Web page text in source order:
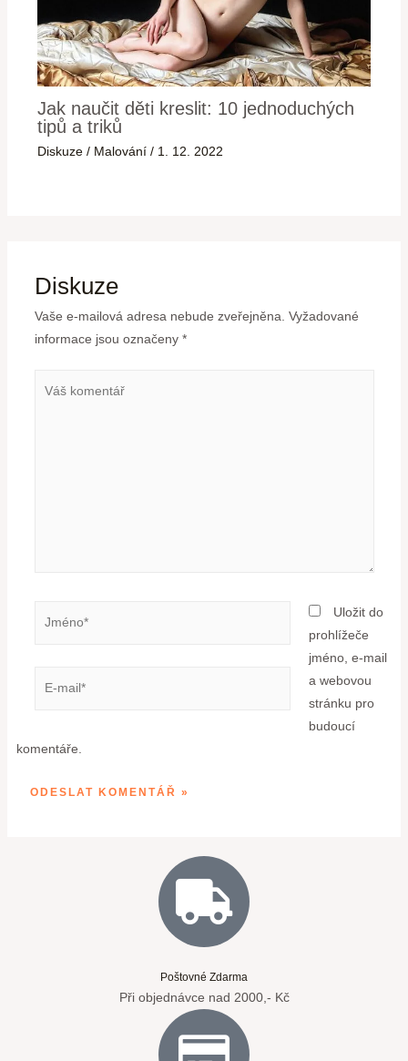
Jak naučit děti kreslit: 10 jednoduchých
tipů a triků
Diskuze / Malování / 1. 12. 2022
Diskuze
Vaše e-mailová adresa nebude zveřejněna. Vyžadované
informace jsou označeny *
Uložit do
prohlížeče
jméno, e-mail
a webovou
stránku pro
budoucí
komentáře.
Poštovné Zdarma
Při objednávce nad 2000,- Kč